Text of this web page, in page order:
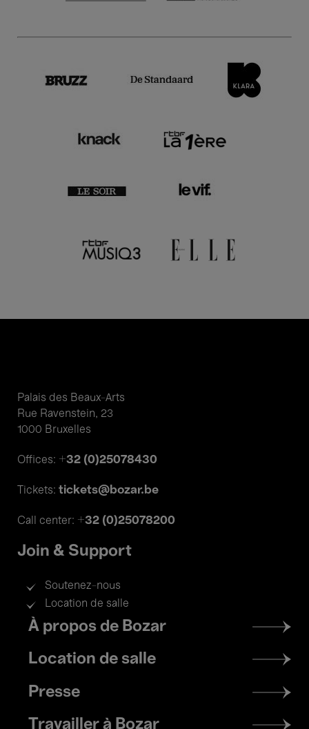
Palais des Beaux-Arts
Rue Ravenstein, 23
1000 Bruxelles
Offices: +32 (0)25078430
Tickets: tickets@bozar.be
Call center: +32 (0)25078200
Join & Support
Soutenez-nous
Location de salle
Footer
menu
À propos de Bozar
Location de salle
Presse
Travailler à Bozar